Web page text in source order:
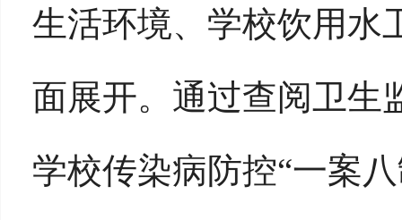
生活环境、学校饮用水
面展开。通过查阅卫生
学校传染病防控“一案